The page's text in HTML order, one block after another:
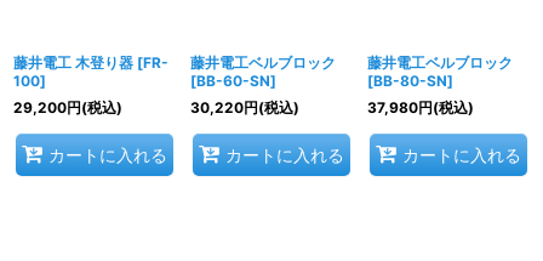
藤井電工 木登り器 [FR-
100]
29,200円(税込)
カートに入れる
藤井電工ベルブロック
[BB-60-SN]
30,220円(税込)
カートに入れる
藤井電工ベルブロック
[BB-80-SN]
37,980円(税込)
カートに入れる